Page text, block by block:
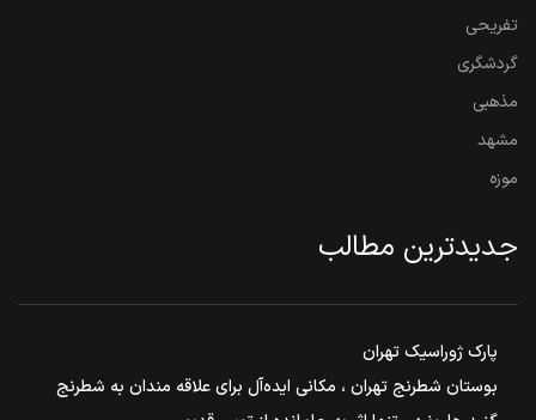
تفریحی
گردشگری
مذهبی
مشهد
موزه
جدیدترین مطالب
پارک ژوراسیک تهران
بوستان شطرنج تهران ، مکانی ایده‌آل برای علاقه مندان به شطرنج